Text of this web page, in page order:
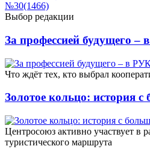
№30(1466)
Выбор редакции
За профессией будущего –
Что ждёт тех, кто выбрал
Золотое кольцо: история
Центросоюз активно участвует в
туристического маршрута